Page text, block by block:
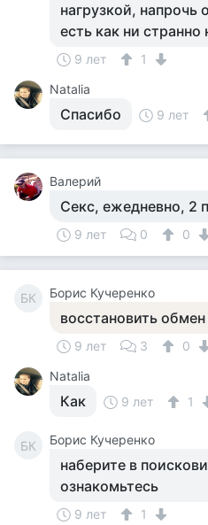
нагрузкой, напрочь
есть как ни странно
9 лет
1
Natalia
Спасибо 9 лет
Валерий
Секс, ежедневно, 2
9 лет 0 0
БК Борис Кучеренко
восстановить
9 лет 3
0
Natalia
Как 9 лет 1
БК Борис Кучеренко
наберите в
ознакомьтесь
9 лет 1